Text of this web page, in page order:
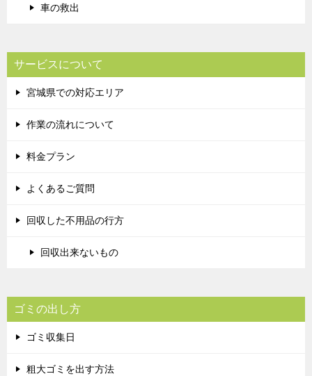
車の救出
サービスについて
宮城県での対応エリア
作業の流れについて
料金プラン
よくあるご質問
回収した不用品の行方
回収出来ないもの
ゴミの出し方
ゴミ収集日
粗大ゴミを出す方法